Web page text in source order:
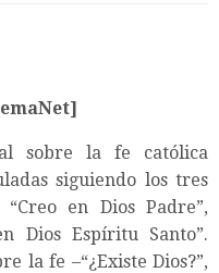
sobre la fe católica
siguiendo los tres
en Dios Padre”,
Dios Espíritu Santo”.
la fe –“¿Existe Dios?”,